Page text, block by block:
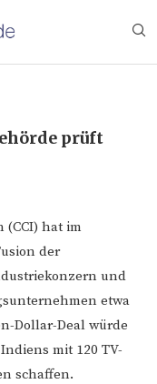
prüft
(CCI) hat im
der
und
etwa
Dollar-Deal würde
mit 120 TV-
schaffen.